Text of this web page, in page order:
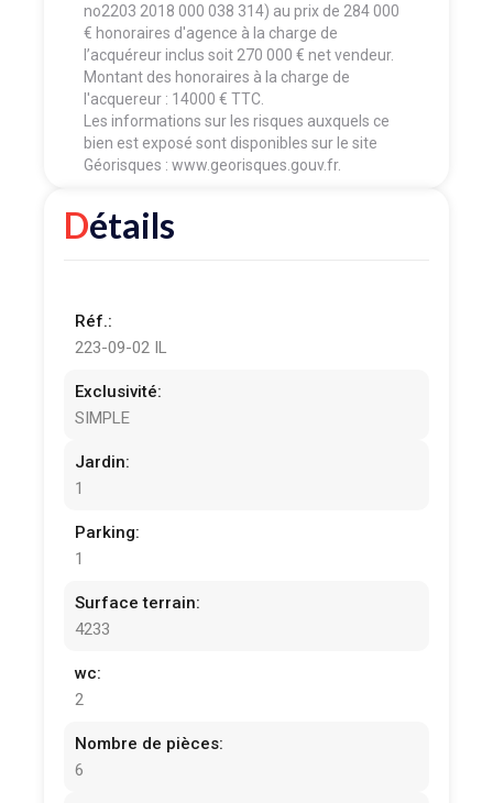
no2203 2018 000 038 314) au prix de 284 000
€ honoraires d'agence à la charge de
l’acquéreur inclus soit 270 000 € net vendeur.
Montant des honoraires à la charge de
l'acquereur : 14000 € TTC.
Les informations sur les risques auxquels ce
bien est exposé sont disponibles sur le site
Géorisques : www.georisques.gouv.fr.
Détails
Réf.:
223-09-02 IL
Exclusivité:
SIMPLE
Jardin:
1
Parking:
1
Surface terrain:
4233
wc:
2
Nombre de pièces:
6